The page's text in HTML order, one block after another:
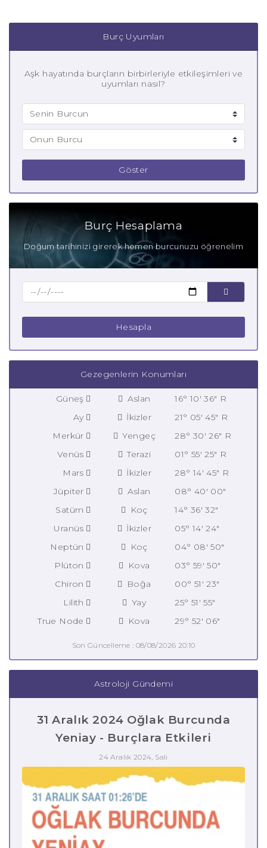
Burç Uyumları
Aşk hayatında burçların birbirleriyle etkileşimleri ve
uyumları nasıl?
Göster
Burç Hesaplama
Doğum tarihinizi girerek hemen burcunuzu öğrenelim
Hesapla
Gezegenlerin Konumları
Güneş Aslan
16° 10' 36" R
Ay
İkizler
21° 05' 45" R
Merkür
Yengeç
28° 30' 26" R
Venüs
Terazi
01° 55' 25" R
Mars
İkizler
28° 14' 45" R
Jüpiter
Aslan
08° 40' 00"
Satürn
Koç
14° 36' 32"
Uranüs
İkizler
05° 14' 24"
Neptün
Koç
04° 08' 50"
Plüton
Kova
03° 59' 50"
Chiron
Boğa
00° 51' 23"
Lilith
Yay
25° 51' 55"
True Node
Kova 29° 52' 06"
Son Güncelleme : 08/08/2026 20:10
Astroloji Gündemi
31 Aralık 2024 Oğlak Burcunda
Yeniay - Burçlara Etkileri
24 Aralık 2024, Salı